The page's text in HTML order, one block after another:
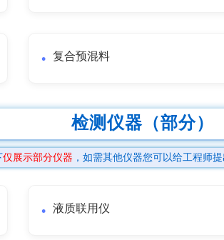
复合预混料
检测仪器（部分）
仅展示部分仪器 ，如需其他仪器您可以给工程师提
液质联用仪